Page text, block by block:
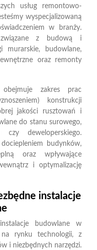
usług remontowo-
wyspecjalizowaną
w branży.
związane z budową i
murarskie, budowlane,
oraz remonty
zakres prac
konstrukcji
jakości rusztowań i
do stanu surowego,
deweloperskiego.
budynków,
oraz wpływające
i optymalizację
instalacje
budowlane w
na rynku technologii, z
i niezbędnych narzędzi.